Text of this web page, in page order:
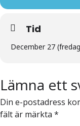
Tid
December 27
Lämna ett
Din e-postadress
fält är märkta *